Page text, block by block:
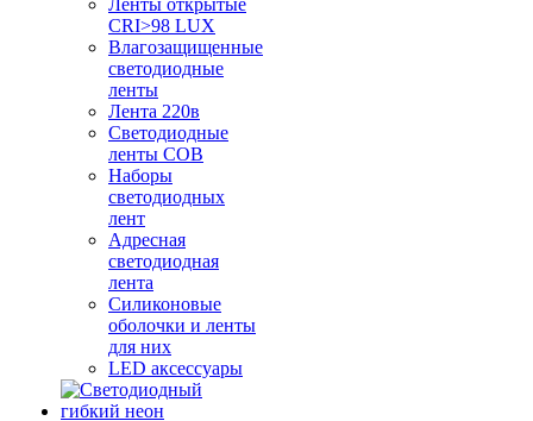
Ленты открытые
CRI>98 LUX
Влагозащищенные
светодиодные
ленты
Лента 220в
Светодиодные
ленты COB
Наборы
светодиодных
лент
Адресная
светодиодная
лента
Силиконовые
оболочки и ленты
для них
LED аксессуары